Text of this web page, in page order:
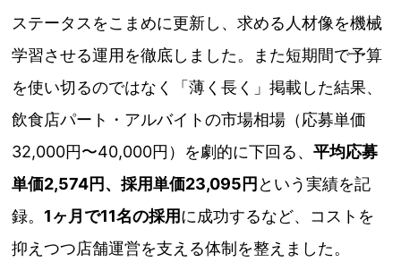
ステータスをこまめに更新し、求める人材像を機械
学習させる運用を徹底しました。また短期間で予算
を使い切るのではなく「薄く長く」掲載した結果、
飲食店パート・アルバイトの市場相場（応募単価
32,000円〜40,000円）を劇的に下回る、平均応募
単価2,574円、採用単価23,095円 という実績を記
録。 1ヶ月で11名の採用に成功するなど、コストを
抑えつつ店舗運営を支える体制を整えました。